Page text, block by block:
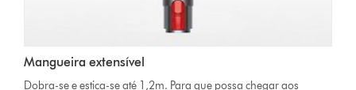
Mangueira extensível
Dobra-se e estica-se até 1,2m. Para que possa chegar aos